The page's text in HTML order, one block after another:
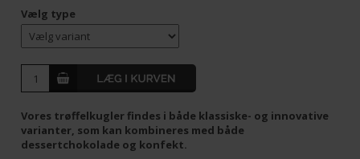
Vælg type
Vores trøffelkugler findes i både klassiske- og innovative
varianter, som kan kombineres med både
dessertchokolade og konfekt.